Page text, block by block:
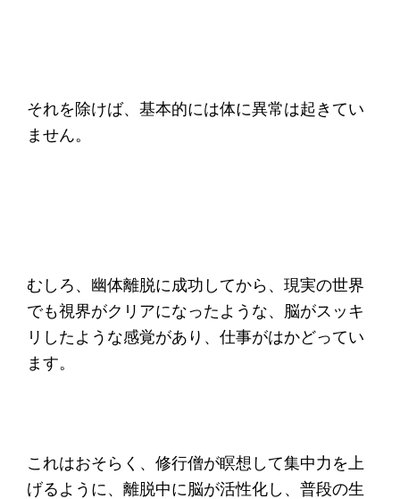
それを除けば、基本的には体に異常は起きてい
ません。
むしろ、幽体離脱に成功してから、現実の世界
でも視界がクリアになったような、脳がスッキ
リしたような感覚があり、仕事がはかどってい
ます。
これはおそらく、修行僧が瞑想して集中力を上
げるように、離脱中に脳が活性化し、普段の生